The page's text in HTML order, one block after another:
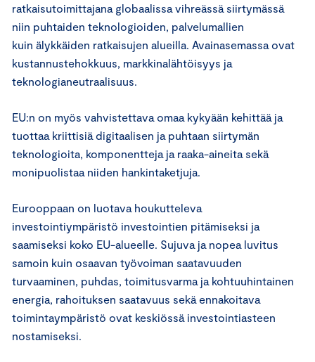
ratkaisutoimittajana globaalissa vihreässä siirtymässä
niin puhtaiden teknologioiden, palvelumallien
kuin älykkäiden ratkaisujen alueilla. Avainasemassa ovat
kustannustehokkuus, markkinalähtöisyys ja
teknologianeutraalisuus.
EU:n on myös vahvistettava omaa kykyään kehittää ja
tuottaa kriittisiä digitaalisen ja puhtaan siirtymän
teknologioita, komponentteja ja raaka-aineita sekä
monipuolistaa niiden hankintaketjuja.
Eurooppaan on luotava houkutteleva
investointiympäristö investointien pitämiseksi ja
saamiseksi koko EU-alueelle. Sujuva ja nopea luvitus
samoin kuin osaavan työvoiman saatavuuden
turvaaminen, puhdas, toimitusvarma ja kohtuuhintainen
energia, rahoituksen saatavuus sekä ennakoitava
toimintaympäristö ovat keskiössä investointiasteen
nostamiseksi.